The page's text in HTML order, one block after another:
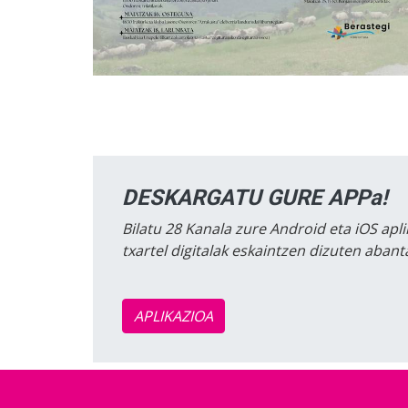
DESKARGATU GURE APPa!
Bilatu 28 Kanala zure Android eta iOS
txartel digitalak eskaintzen dizuten
APLIKAZIOA